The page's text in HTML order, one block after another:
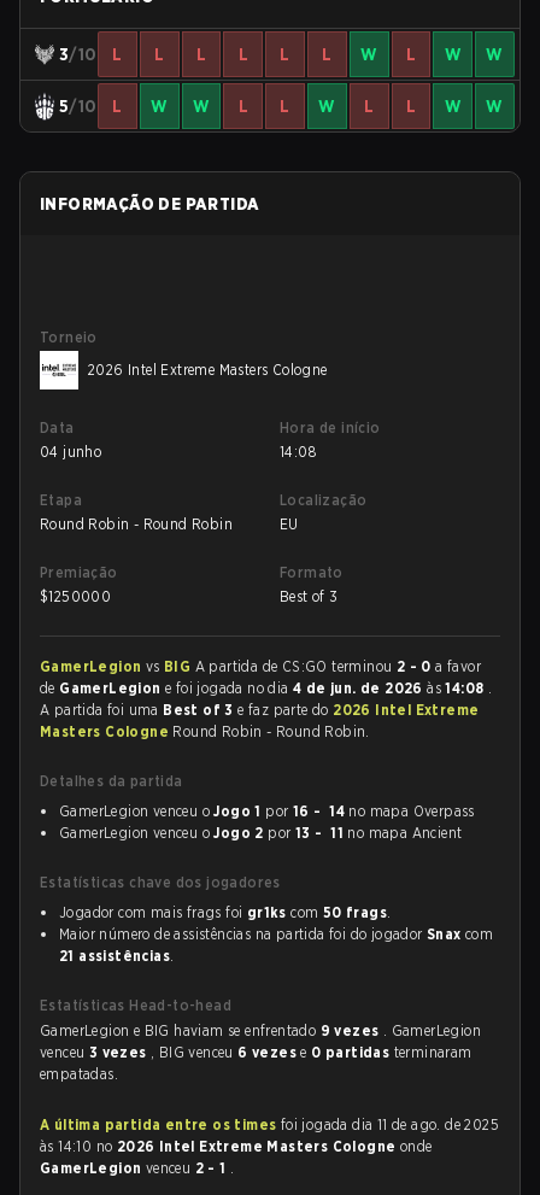
3/10 L L L L L L W L W W
5/10 L W W L L W L L W W
INFORMAÇÃO DE PARTIDA
Torneio
2026 Intel Extreme Masters Cologne
Data
04 junho
Hora de início
14:08
Etapa
Round Robin - Round Robin
Localização
EU
Premiação
$1250000
Formato
Best of 3
GamerLegion vs BIG A partida de CS:GO terminou 2 - 0 a favor
de GamerLegione foi jogada no dia4 de jun. de 2026às14:08 .
A partida foi uma Best of 3e faz parte do 2026 Intel Extreme
Masters Cologne Round Robin - Round Robin.
Detalhes da partida
GamerLegion venceu oJogo 1 por 16 - 14 no mapa Overpass
GamerLegion venceu oJogo 2 por 13 - 11 no mapa Ancient
Estatísticas chave dos jogadores
Jogador com mais frags foi gr1ks com 50 frags.
Maior número de assistências na partida foi do jogador Snax com
21 assistências.
Estatísticas Head-to-head
GamerLegion e BIG haviam se enfrentado 9 vezes . GamerLegion
venceu 3 vezes , BIG venceu 6 vezese 0 partidas terminaram
empatadas.
A última partida entre os times foi jogada dia 11 de ago. de 2025
às 14:10 no 2026 Intel Extreme Masters Cologne onde
GamerLegion venceu 2 - 1 .